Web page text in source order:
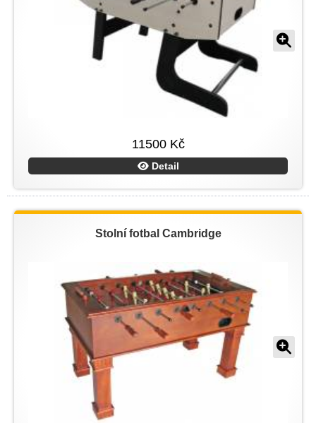
11500 Kč
Detail
Stolní fotbal Cambridge